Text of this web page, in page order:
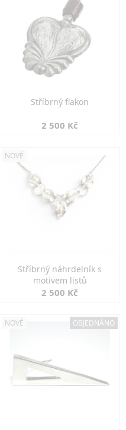
Stříbrný flakon
2 500 Kč
NOVÉ
Stříbrný náhrdelník s
motivem listů
2 500 Kč
NOVÉ OBJEDNÁNO